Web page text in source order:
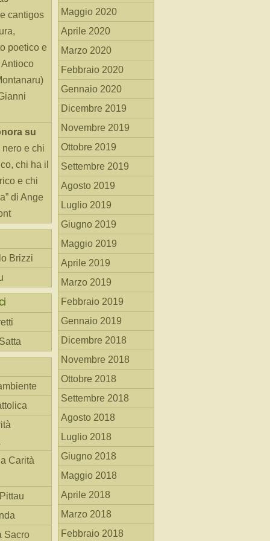
cantigos
poetico e
su
nero e chi
chi ha il
e chi
di Ange
Brizzi
Carità
Sacro
Maggio 2020
Aprile 2020
Marzo 2020
Febbraio 2020
Gennaio 2020
Dicembre 2019
Novembre 2019
Ottobre 2019
Settembre 2019
Agosto 2019
Luglio 2019
Giugno 2019
Maggio 2019
Aprile 2019
Marzo 2019
Febbraio 2019
Gennaio 2019
Dicembre 2018
Novembre 2018
Ottobre 2018
Settembre 2018
Agosto 2018
Luglio 2018
Giugno 2018
Maggio 2018
Aprile 2018
Marzo 2018
Febbraio 2018